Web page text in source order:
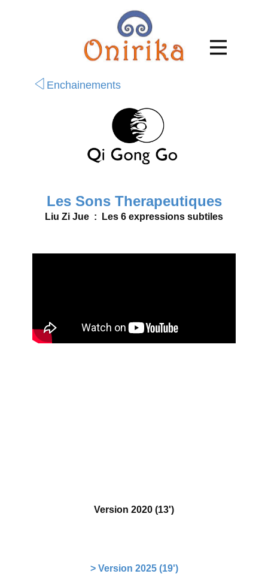
Enchainements
Les Sons Therapeutiques
Liu Zi Jue : Les 6 expressions subtiles
Version 2020 (13')
> Version 2025 (19')